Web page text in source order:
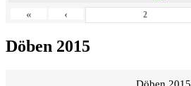
« ‹
Döben 2015